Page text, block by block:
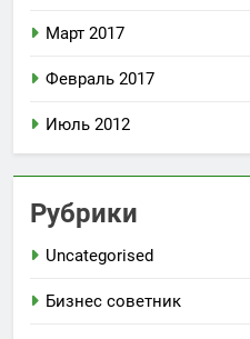
Март 2017
Февраль 2017
Июль 2012
Рубрики
Uncategorised
Бизнес советник